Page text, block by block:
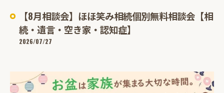
【8月相談会】ほほ笑み相続個別無料相談会【相
続・遺言・空き家・認知症】
2026/07/27